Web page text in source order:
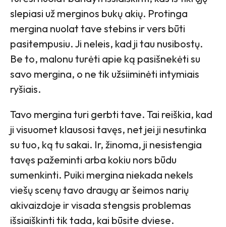
slepiasi už merginos bukų akių. Protinga
mergina nuolat tave stebins ir vers būti
pasitempusiu. Ji neleis, kad ji tau nusibostų.
Be to, malonu turėti apie ką pasišnekėti su
savo mergina, o ne tik užsiiminėti intymiais
ryšiais.
Tavo mergina turi gerbti tave. Tai reiškia, kad
ji visuomet klausosi tavęs, net jei ji nesutinka
su tuo, ką tu sakai. Ir, žinoma, ji nesistengia
tavęs pažeminti arba kokiu nors būdu
sumenkinti. Puiki mergina niekada nekels
viešų scenų tavo draugų ar šeimos narių
akivaizdoje ir visada stengsis problemas
išsiaiškinti tik tada, kai būsite dviese.